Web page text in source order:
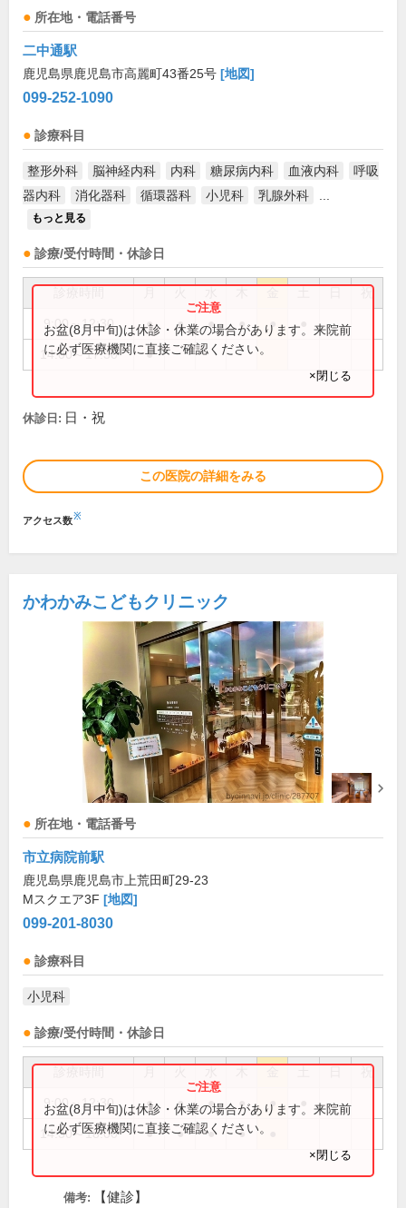
所在地・電話番号
二中通駅
鹿児島県鹿児島市高麗町43番25号 [地図]
099-252-1090
診療科目
整形外科 脳神経内科 内科 糖尿病内科 血液内科
呼吸
器内科
消化器科 循環器科 小児科 乳腺外科
もっと見る
診療/受付時間・休診日
祝
9:00～12:30 ● ● ● ● ●
14:00～17:30 ●
お盆(8月中旬)は休診・休業の場合があります。来院前
に必ず医療機関に直接ご確認ください。
×閉じる
休診日: 日・祝
この医院の詳細をみる
アクセス数※
かわかみこどもクリニック
所在地・電話番号
市立病院前駅
鹿児島県鹿児島市上荒田町29-23
Mスクエア3F [地図]
099-201-8030
診療科目
小児科
診療/受付時間・休診日
祝
9:00～12:30 ● ● ● ● ●
14:30～18:00 ● ● ● ●
お盆(8月中旬)は休診・休業の場合があります。来院前
に必ず医療機関に直接ご確認ください。
×閉じる
備考:
【健診】